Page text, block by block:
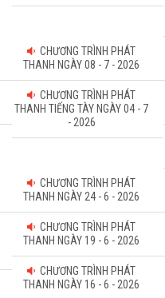
CHƯƠNG TRÌNH PHÁT
THANH NGÀY 08 - 7 - 2026
CHƯƠNG TRÌNH PHÁT
THANH TIẾNG TÀY NGÀY 04 - 7
- 2026
CHƯƠNG TRÌNH PHÁT
THANH NGÀY 24 - 6 - 2026
CHƯƠNG TRÌNH PHÁT
THANH NGÀY 19 - 6 - 2026
CHƯƠNG TRÌNH PHÁT
THANH NGÀY 16 - 6 - 2026